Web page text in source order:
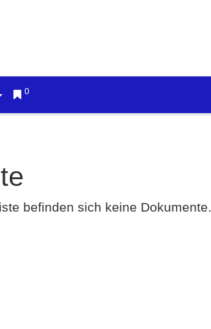
0
befinden sich keine Dokumente.